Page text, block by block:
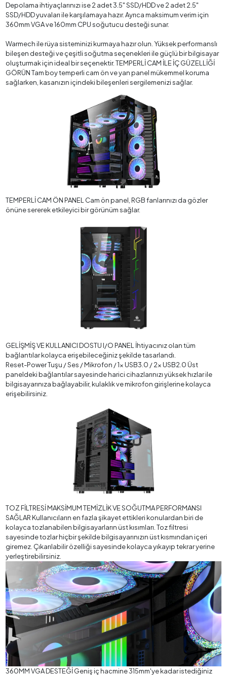
Depolama ihtiyaçlarınızı ise 2 adet 3.5" SSD/HDD ve 2 adet 2.5"
SSD/HDD yuvaları ile karşılamaya hazır. Ayrıca maksimum verim için
360mm VGA ve 160mm CPU soğutucu desteği sunar.
Warmech ile rüya sisteminizi kurmaya hazır olun. Yüksek performanslı
bileşen desteği ve çeşitli soğutma seçenekleri ile güçlü bir bilgisayar
oluşturmak için ideal bir seçenektir. TEMPERLİ CAM İLE İÇ GÜZELLİĞİ
GÖRÜN Tam boy temperli cam ön ve yan panel mükemmel koruma
sağlarken, kasanızın içindeki bileşenleri sergilemenizi sağlar.
TEMPERLİ CAM ÖN PANEL Cam ön panel, RGB fanlarınızı da gözler
önüne sererek etkileyici bir görünüm sağlar.
GELİŞMİŞ VE KULLANICI DOSTU I/O PANEL İhtiyacınız olan tüm
bağlantılar kolayca erişebileceğiniz şekilde tasarlandı.
Reset-Power Tuşu / Ses / Mikrofon / 1x USB3.0 / 2x USB2.0 Üst
paneldeki bağlantılar sayesinde harici cihazlarınızı yüksek hızlar ile
bilgisayarınıza bağlayabilir, kulaklık ve mikrofon girişlerine kolayca
erişebilirsiniz.
TOZ FİLTRESİ MAKSİMUM TEMİZLİK VE SOĞUTMA PERFORMANSI
SAĞLAR Kullanıcıların en fazla şikayet ettikleri konulardan biri de
kolayca tozlanabilen bilgisayarların üst kısımları. Toz filtresi
sayesinde tozlar hiçbir şekilde bilgisayarınızın üst kısmından içeri
giremez. Çıkarılabilir özelliği sayesinde kolayca yıkayıp tekrar yerine
yerleştirebilirsiniz.
360MM VGA DESTEĞİ Geniş iç hacmine 315mm'ye kadar istediğiniz